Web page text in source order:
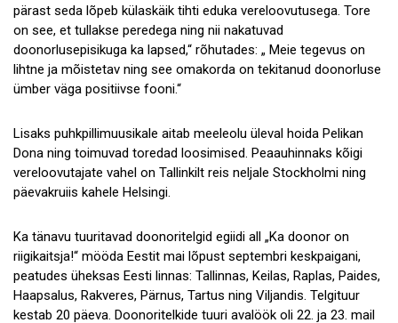
pärast seda lõpeb külaskäik tihti eduka vereloovutusega. Tore
on see, et tullakse peredega ning nii nakatuvad
doonorlusepisikuga ka lapsed,“ rõhutades: „ Meie tegevus on
lihtne ja mõistetav ning see omakorda on tekitanud doonorluse
ümber väga positiivse fooni.“
Lisaks puhkpillimuusikale aitab meeleolu üleval hoida Pelikan
Dona ning toimuvad toredad loosimised. Peaauhinnaks kõigi
vereloovutajate vahel on Tallinkilt reis neljale Stockholmi ning
päevakruiis kahele Helsingi.
Ka tänavu tuuritavad doonoritelgid egiidi all „Ka doonor on
riigikaitsja!“ mööda Eestit mai lõpust septembri keskpaigani,
peatudes üheksas Eesti linnas: Tallinnas, Keilas, Raplas, Paides,
Haapsalus, Rakveres, Pärnus, Tartus ning Viljandis. Telgituur
kestab 20 päeva. Doonoritelkide tuuri avalöök oli 22. ja 23. mail